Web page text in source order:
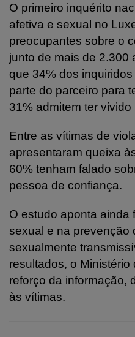
O primeiro inquérito
afetiva e sexual no
preocupantes sobre o
junto de mais de 2.300
que 34% dos
parte do parceiro para
31% admitem ter
Entre as vítimas de
apresentaram queixa
60% tenham falado
pessoa de confiança.
O estudo aponta ainda
sexual e na prevenção
sexualmente
resultados, o
reforço da informação,
às vítimas.